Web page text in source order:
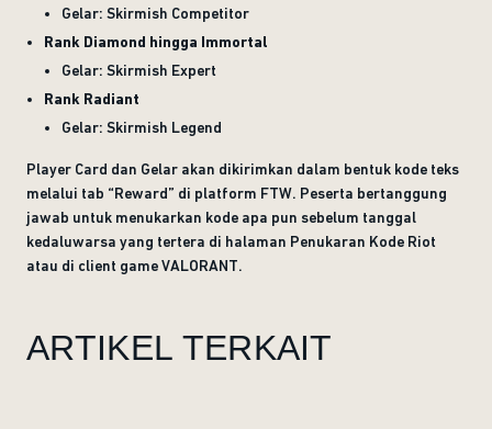
Gelar: Skirmish Competitor
Rank Diamond hingga Immortal
Gelar: Skirmish Expert
Rank Radiant
Gelar: Skirmish Legend
Player Card dan Gelar akan dikirimkan dalam bentuk kode teks
melalui tab “Reward” di platform FTW. Peserta bertanggung
jawab untuk menukarkan kode apa pun sebelum tanggal
kedaluwarsa yang tertera di halaman Penukaran Kode Riot
atau di client game VALORANT.
ARTIKEL TERKAIT